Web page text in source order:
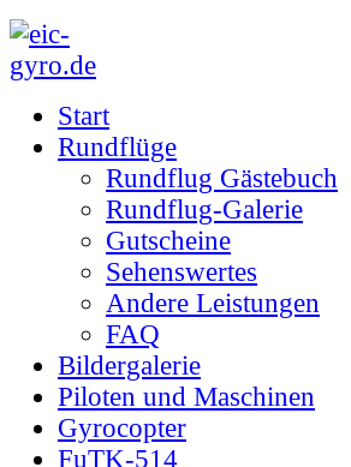
Start
Rundflüge
Rundflug Gästebuch
Rundflug-Galerie
Gutscheine
Sehenswertes
Andere Leistungen
FAQ
Bildergalerie
Piloten und Maschinen
Gyrocopter
FuTK-514